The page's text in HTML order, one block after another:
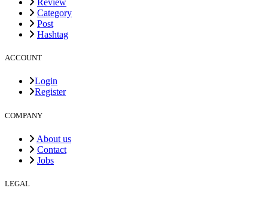
Review
Category
Post
Hashtag
ACCOUNT
Login
Register
COMPANY
About us
Contact
Jobs
LEGAL